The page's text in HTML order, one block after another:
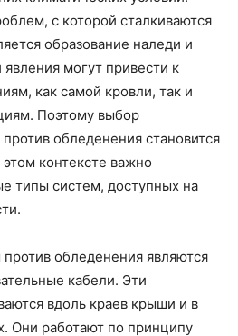
с которой сталкиваются
образование наледи и
могут привести к
как самой кровли, так и
Поэтому выбор
обледенения становится
контексте важно
типы систем, доступных на
обледенения являются
кабели. Эти
вдоль краев крыши и в
Они работают по принципу